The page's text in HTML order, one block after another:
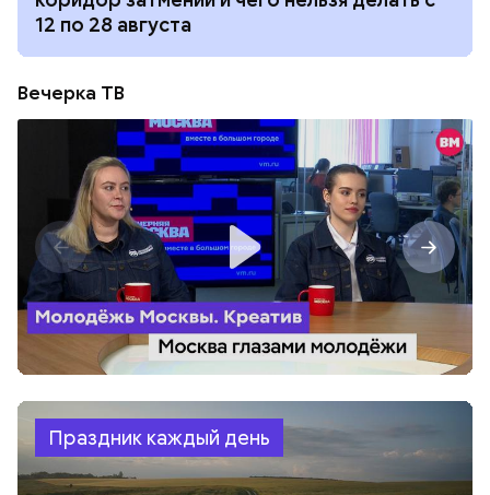
12 по 28 августа
Вечерка ТВ
Праздник каждый день